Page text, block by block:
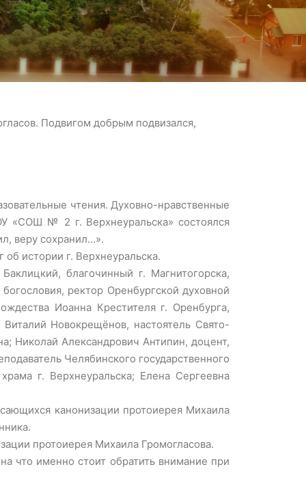
Подвигом добрым подвизался,
чтения. Духовно-нравственные
«СОШ № 2 г. Верхнеуральска» состоялся
веру сохранил…».
истории г. Верхнеуральска.
благочинный г. Магнитогорска,
ректор Оренбургской духовной
Иоанна Крестителя г. Оренбурга,
Новокрещёнов, настоятель Свято-
Николай Александрович Антипин, доцент,
Челябинского государственного
г. Верхнеуральска; Елена Сергеевна
канонизации протоиерея Михаила
протоиерея Михаила Громогласова.
что именно стоит обратить внимание при